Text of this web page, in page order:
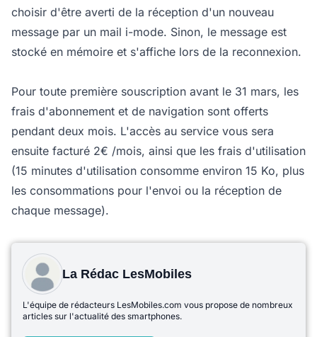
choisir d'être averti de la réception d'un nouveau
message par un mail i-mode. Sinon, le message est
stocké en mémoire et s'affiche lors de la reconnexion.
Pour toute première souscription avant le 31 mars, les
frais d'abonnement et de navigation sont offerts
pendant deux mois. L'accès au service vous sera
ensuite facturé 2€ /mois, ainsi que les frais d'utilisation
(15 minutes d'utilisation consomme environ 15 Ko, plus
les consommations pour l'envoi ou la réception de
chaque message).
La Rédac LesMobiles
L'équipe de rédacteurs LesMobiles.com vous propose de nombreux
articles sur l'actualité des smartphones.